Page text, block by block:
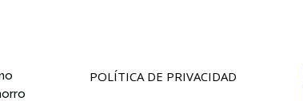
POLÍTICA DE PRIVACIDAD